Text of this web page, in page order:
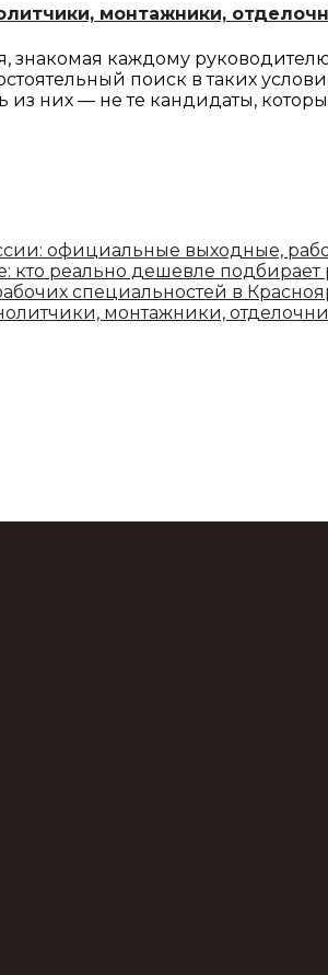
монтажники,
каждому
поиск в таких
них — не те кандидаты,
официальные выходные,
кто реально дешевле подбирает
специальностей в
монтажники,